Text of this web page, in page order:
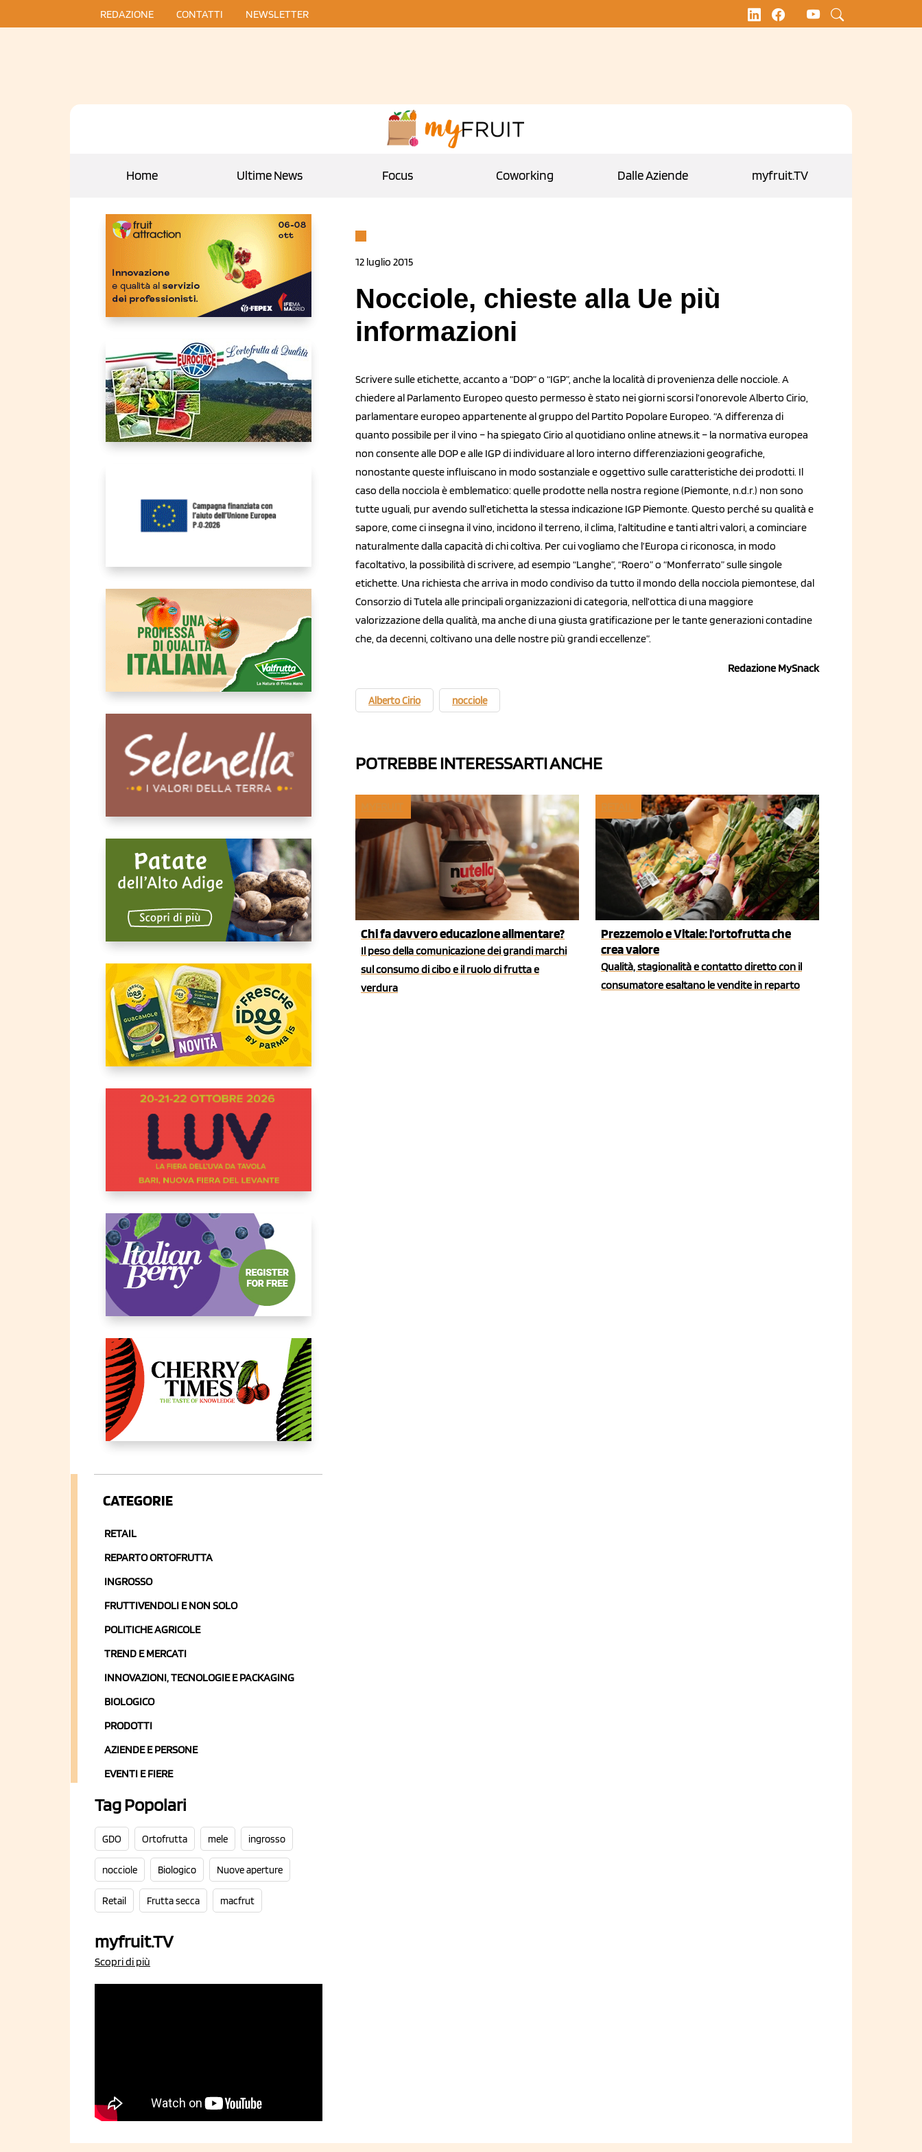
REDAZIONE CONTATTI NEWSLETTER
Home Ultime News Focus Coworking Dalle Aziende myfruit.TV
CATEGORIE
RETAIL
REPARTO ORTOFRUTTA
INGROSSO
FRUTTIVENDOLI E NON SOLO
POLITICHE AGRICOLE
TREND E MERCATI
INNOVAZIONI, TECNOLOGIE E PACKAGING
BIOLOGICO
PRODOTTI
AZIENDE E PERSONE
EVENTI E FIERE
Tag Popolari
GDO Ortofrutta mele ingrosso
nocciole Biologico Nuove aperture
Retail Frutta secca macfrut
myfruit.TV
Scopri di più
12 luglio 2015
Nocciole, chieste alla Ue più
informazioni
Scrivere sulle etichette, accanto a “DOP” o “IGP”, anche la località di provenienza delle nocciole. A
chiedere al Parlamento Europeo questo permesso è stato nei giorni scorsi l’onorevole Alberto Cirio,
parlamentare europeo appartenente al gruppo del Partito Popolare Europeo. “A differenza di
quanto possibile per il vino – ha spiegato Cirio al quotidiano online atnews.it – la normativa europea
non consente alle DOP e alle IGP di individuare al loro interno differenziazioni geografiche,
nonostante queste influiscano in modo sostanziale e oggettivo sulle caratteristiche dei prodotti. Il
caso della nocciola è emblematico: quelle prodotte nella nostra regione (Piemonte, n.d.r.) non sono
tutte uguali, pur avendo sull’etichetta la stessa indicazione IGP Piemonte. Questo perché su qualità e
sapore, come ci insegna il vino, incidono il terreno, il clima, l’altitudine e tanti altri valori, a cominciare
naturalmente dalla capacità di chi coltiva. Per cui vogliamo che l’Europa ci riconosca, in modo
facoltativo, la possibilità di scrivere, ad esempio “Langhe”, “Roero” o “Monferrato” sulle singole
etichette. Una richiesta che arriva in modo condiviso da tutto il mondo della nocciola piemontese, dal
Consorzio di Tutela alle principali organizzazioni di categoria, nell’ottica di una maggiore
valorizzazione della qualità, ma anche di una giusta gratificazione per le tante generazioni contadine
che, da decenni, coltivano una delle nostre più grandi eccellenze”.
Redazione MySnack
Alberto Cirio nocciole
POTREBBE INTERESSARTI ANCHE
Chi fa davvero educazione alimentare?
Il peso della comunicazione dei grandi marchi
sul consumo di cibo e il ruolo di frutta e
verdura
Prezzemolo e Vitale: l'ortofrutta che
crea valore
Qualità, stagionalità e contatto diretto con il
consumatore esaltano le vendite in reparto